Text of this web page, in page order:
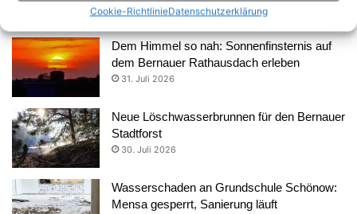
Cookie-RichtlinieDatenschutzerklärung
3. August 2026
Dem Himmel so nah: Sonnenfinsternis auf
dem Bernauer Rathausdach erleben
31. Juli 2026
Neue Löschwasserbrunnen für den Bernauer
Stadtforst
30. Juli 2026
Wasserschaden an Grundschule Schönow:
Mensa gesperrt, Sanierung läuft